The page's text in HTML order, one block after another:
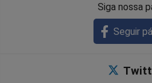
Siga nossa
Seguir